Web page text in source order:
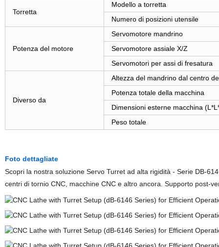
Torretta
Modello a torretta
Numero di posizioni utensile
Potenza del motore
Servomotore mandrino
Servomotore assiale X/Z
Servomotori per assi di fresatura
Diverso da
Altezza del mandrino dal centro
Potenza totale della macchina
Dimensioni esterne macchina
Peso totale
Foto dettagliate
Scopri la nostra soluzione Servo Turret ad alta rigidità - Serie DB-
centri di tornio CNC, macchine CNC e altro ancora. Supporto post-